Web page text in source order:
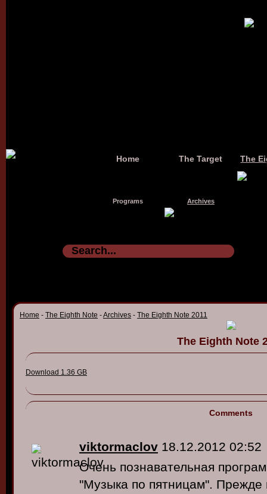
Home The Target The
Programs Archives
Home - The Eighth Note -Archives - The Eighth Note 2011
The Eighth Note
Download 1.36 GB
Comments
viktormaclov 18.12.2012 02:52
Очень познавательная
"Музыка по пятницам".